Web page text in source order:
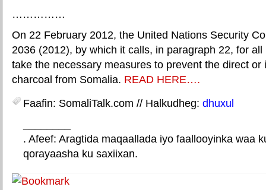
……………
On 22 February 2012, the United Nations Security
2036 (2012), by which it calls, in paragraph 22, for
take the necessary measures to prevent the direct or
charcoal from Somalia. READ HERE….
Faafin: SomaliTalk.com // Halkudheg: dhuxul
. Afeef: Aragtida maqaallada iyo faallooyinka waa
qorayaasha ku saxiixan.